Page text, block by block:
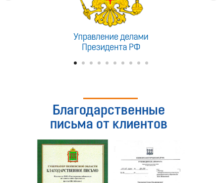
Благодарственные
письма от клиентов